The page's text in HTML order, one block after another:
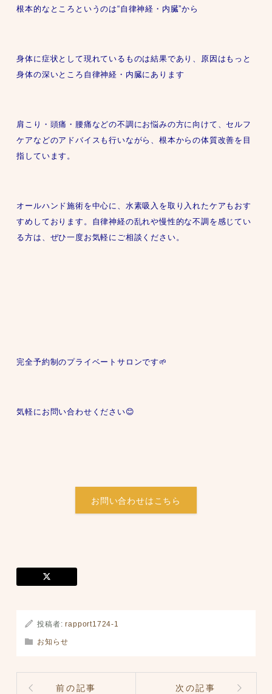
根本的なところというのは“自律神経・内臓”から
身体に症状として現れているものは結果であり、原因はもっと
身体の深いところ自律神経・内臓にあります
肩こり・頭痛・腰痛などの不調にお悩みの方に向けて、セルフ
ケアなどのアドバイスも行いながら、根本からの体質改善を目
指しています。
オールハンド施術を中心に、水素吸入を取り入れたケアもおす
すめしております。自律神経の乱れや慢性的な不調を感じてい
る方は、ぜひ一度お気軽にご相談ください。
完全予約制のプライベートサロンです🌱
気軽にお問い合わせください😊
お問い合わせはこちら
投稿者:rapport1724-1
お知らせ
前の記事 次の記事